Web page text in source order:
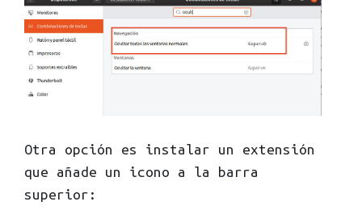
Otra opción es instalar un extensión
que añade un icono a la barra
superior: